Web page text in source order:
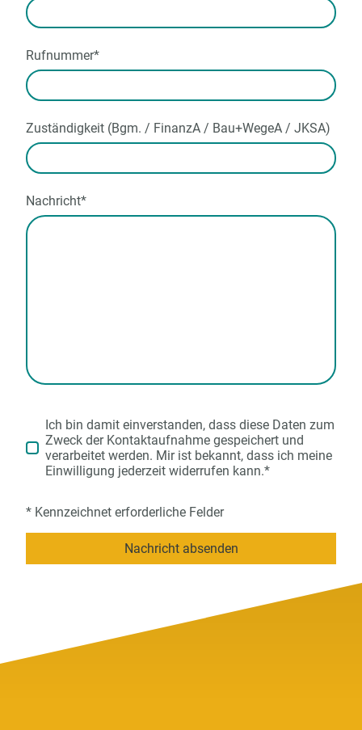
Rufnummer*
Zuständigkeit (Bgm. / FinanzA / Bau+WegeA / JKSA)
Nachricht*
Ich bin damit einverstanden, dass diese Daten zum
Zweck der Kontaktaufnahme gespeichert und
verarbeitet werden. Mir ist bekannt, dass ich meine
Einwilligung jederzeit widerrufen kann.*
* Kennzeichnet erforderliche Felder
Nachricht absenden